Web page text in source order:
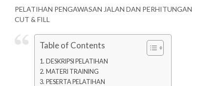
PELATIHAN PENGAWASAN JALAN DAN PERHITUNGAN
CUT & FILL
Table of Contents
DESKRIPSI PELATIHAN
MATERI TRAINING
PESERTA PELATIHAN